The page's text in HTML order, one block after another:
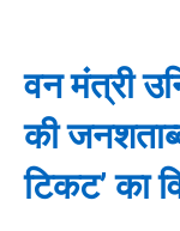
वन मंत्री
की
टिकट’ का